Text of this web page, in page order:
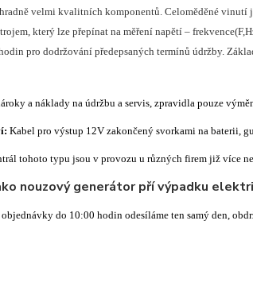
velmi kvalitních komponentů. Celoměděné vinutí
který lze přepínat na měření napětí –
pro dodržování předepsaných termínů údržby.
a náklady na údržbu a servis, zpravidla pouze
Kabel pro výstup 12V zakončený svorkami na baterii,
tohoto typu jsou v provozu u různých firem již více
nouzový generátor pří výpadku
do 10:00 hodin odesíláme ten samý den,